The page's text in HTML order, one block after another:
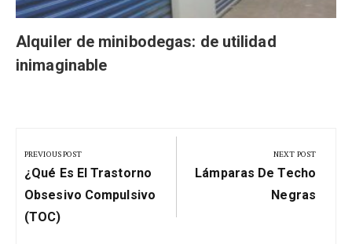
Alquiler de minibodegas: de utilidad
inimaginable
de
entradas
PREVIOUS POST
Previous
Post:
¿Qué Es El Trastorno
Obsesivo Compulsivo
(TOC)
NEXT POST
Next
Lámparas De Techo
Negras